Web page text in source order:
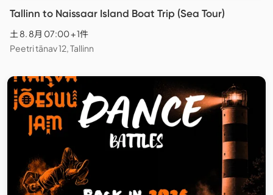
Tallinn to Naissaar Island Boat Trip (Sea Tour)
土 8. 8月 07:00 + 1件
Peetri tänav 12, Tallinn